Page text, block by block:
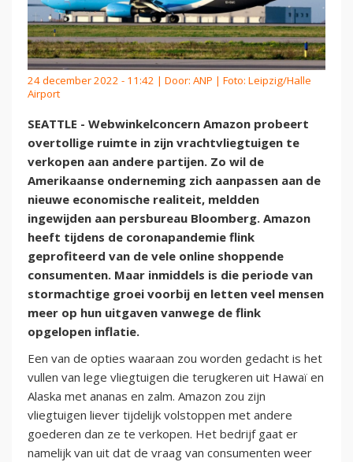
24 december 2022 - 11:42 | Door: ANP | Foto: Leipzig/Halle
Airport
SEATTLE - Webwinkelconcern Amazon probeert
overtollige ruimte in zijn vrachtvliegtuigen te
verkopen aan andere partijen. Zo wil de
Amerikaanse onderneming zich aanpassen aan de
nieuwe economische realiteit, meldden
ingewijden aan persbureau Bloomberg. Amazon
heeft tijdens de coronapandemie flink
geprofiteerd van de vele online shoppende
consumenten. Maar inmiddels is die periode van
stormachtige groei voorbij en letten veel mensen
meer op hun uitgaven vanwege de flink
opgelopen inflatie.
Een van de opties waaraan zou worden gedacht is het
vullen van lege vliegtuigen die terugkeren uit Hawaï en
Alaska met ananas en zalm. Amazon zou zijn
vliegtuigen liever tijdelijk volstoppen met andere
goederen dan ze te verkopen. Het bedrijf gaat er
namelijk van uit dat de vraag van consumenten weer